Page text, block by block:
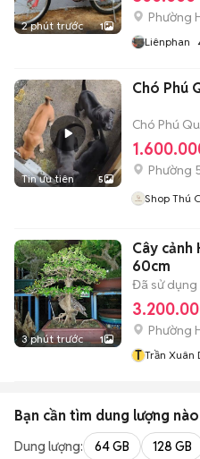
2 phút trước 1
Phường
Liênphan
Tin ưu tiên 5
Chó Phú
Chó Phú
Phường
Shop Thú
3 phút trước 1
Cây cảnh
60cm
Đã sử dụng
Phường
T Trần Xuân
Bạn cần tìm dung lượng
Dung lượng: 64 GB 128 GB